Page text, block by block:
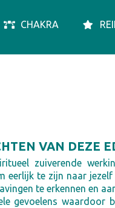
CHAKRA
VAN DEZE
zuiverende
eerlijk te zijn naar
te erkennen en
gevoelens waardoor